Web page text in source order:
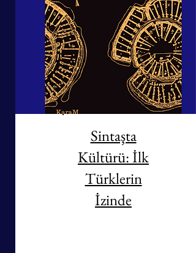
Sintaşta
Kültürü: İlk
Türklerin
İzinde